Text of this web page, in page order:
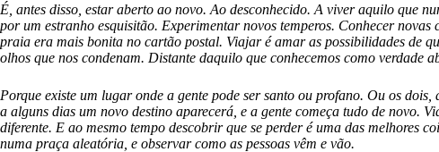
É, antes disso, estar aberto ao novo. Ao desconhecido. A viver aquilo que
por um estranho esquisitão. Experimentar novos temperos. Conhecer novas
praia era mais bonita no cartão postal. Viajar é amar as possibilidades de
olhos que nos condenam. Distante daquilo que conhecemos como verdade
Porque existe um lugar onde a gente pode ser santo ou profano. Ou os
a alguns dias um novo destino aparecerá, e a gente começa tudo de novo.
diferente. E ao mesmo tempo descobrir que se perder é uma das melhores
numa praça aleatória, e observar como as pessoas vêm e vão.